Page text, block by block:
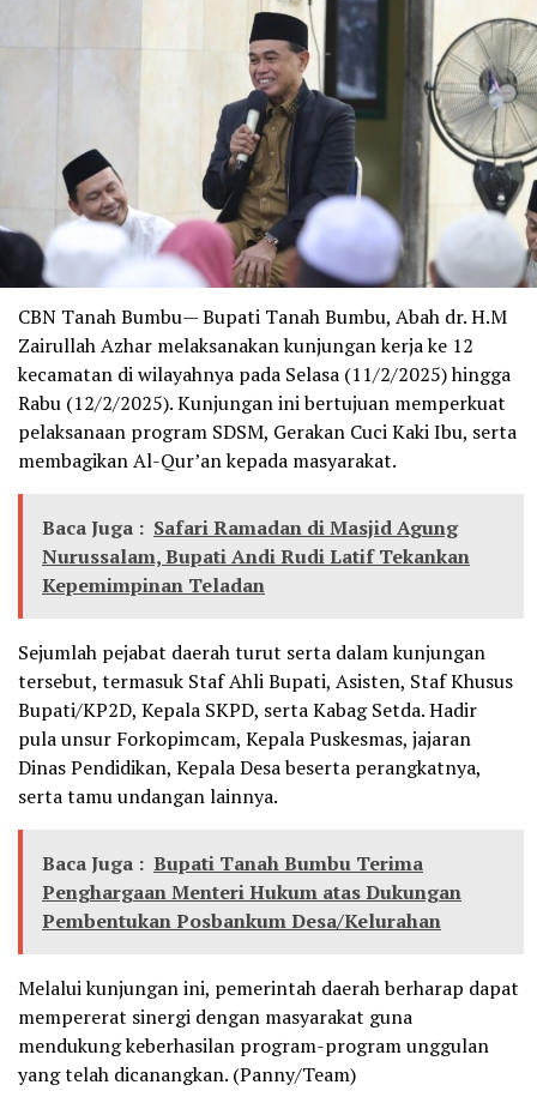
CBN Tanah Bumbu— Bupati Tanah Bumbu, Abah dr. H.M
Zairullah Azhar melaksanakan kunjungan kerja ke 12
kecamatan di wilayahnya pada Selasa (11/2/2025) hingga
Rabu (12/2/2025). Kunjungan ini bertujuan memperkuat
pelaksanaan program SDSM, Gerakan Cuci Kaki Ibu, serta
membagikan Al-Qur’an kepada masyarakat.
Baca Juga : Safari Ramadan di Masjid Agung
Nurussalam, Bupati Andi Rudi Latif Tekankan
Kepemimpinan Teladan
Sejumlah pejabat daerah turut serta dalam kunjungan
tersebut, termasuk Staf Ahli Bupati, Asisten, Staf Khusus
Bupati/KP2D, Kepala SKPD, serta Kabag Setda. Hadir
pula unsur Forkopimcam, Kepala Puskesmas, jajaran
Dinas Pendidikan, Kepala Desa beserta perangkatnya,
serta tamu undangan lainnya.
Baca Juga : Bupati Tanah Bumbu Terima
Penghargaan Menteri Hukum atas Dukungan
Pembentukan Posbankum Desa/Kelurahan
Melalui kunjungan ini, pemerintah daerah berharap dapat
mempererat sinergi dengan masyarakat guna
mendukung keberhasilan program-program unggulan
yang telah dicanangkan. (Panny/Team)